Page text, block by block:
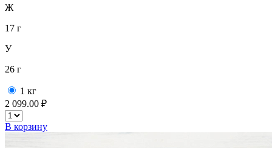
Ж
17 г
У
26 г
1 кг
2 099.00 ₽
В корзину